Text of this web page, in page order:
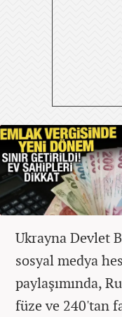
Ukrayna Devlet
sosyal medya
paylaşımında,
füze ve 240'tan